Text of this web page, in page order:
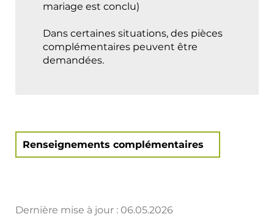
mariage est conclu)
Dans certaines situations, des pièces
complémentaires peuvent être
demandées.
Renseignements complémentaires
Dernière mise à jour : 06.05.2026